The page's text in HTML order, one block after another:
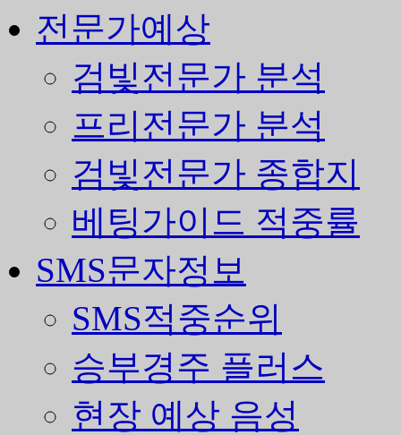
전문가예상
검빛전문가 분석
프리전문가 분석
검빛전문가 종합지
베팅가이드 적중률
SMS문자정보
SMS적중순위
승부경주 플러스
현장 예상 음성